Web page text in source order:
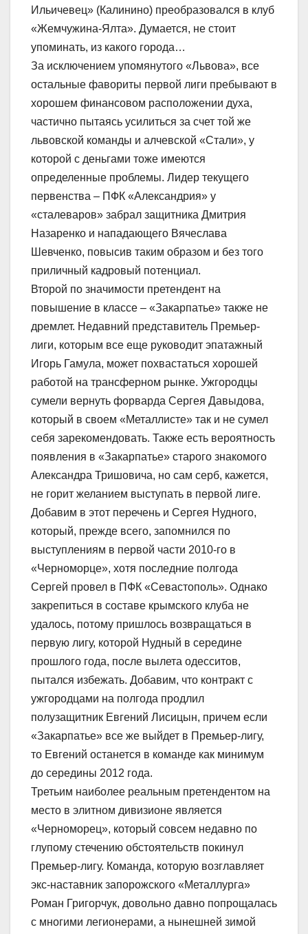
Ильичевец» (Калинино) преобразовался в клуб
«Жемчужина-Ялта». Думается, не стоит
упоминать, из какого города…
За исключением упомянутого «Львова», все
остальные фавориты первой лиги пребывают в
хорошем финансовом расположении духа,
частично пытаясь усилиться за счет той же
львовской команды и алчевской «Стали», у
которой с деньгами тоже имеются
определенные проблемы. Лидер текущего
первенства – ПФК «Александрия» у
«сталеваров» забрал защитника Дмитрия
Назаренко и нападающего Вячеслава
Шевченко, повысив таким образом и без того
приличный кадровый потенциал.
Второй по значимости претендент на
повышение в классе – «Закарпатье» также не
дремлет. Недавний представитель Премьер-
лиги, которым все еще руководит эпатажный
Игорь Гамула, может похвастаться хорошей
работой на трансферном рынке. Ужгородцы
сумели вернуть форварда Сергея Давыдова,
который в своем «Металлисте» так и не сумел
себя зарекомендовать. Также есть вероятность
появления в «Закарпатье» старого знакомого
Александра Тришовича, но сам серб, кажется,
не горит желанием выступать в первой лиге.
Добавим в этот перечень и Сергея Нудного,
который, прежде всего, запомнился по
выступлениям в первой части 2010-го в
«Черноморце», хотя последние полгода
Сергей провел в ПФК «Севастополь». Однако
закрепиться в составе крымского клуба не
удалось, потому пришлось возвращаться в
первую лигу, которой Нудный в середине
прошлого года, после вылета одесситов,
пытался избежать. Добавим, что контракт с
ужгородцами на полгода продлил
полузащитник Евгений Лисицын, причем если
«Закарпатье» все же выйдет в Премьер-лигу,
то Евгений останется в команде как минимум
до середины 2012 года.
Третьим наиболее реальным претендентом на
место в элитном дивизионе является
«Черноморец», который совсем недавно по
глупому стечению обстоятельств покинул
Премьер-лигу. Команда, которую возглавляет
экс-наставник запорожского «Металлурга»
Роман Григорчук, довольно давно попрощалась
с многими легионерами, а нынешней зимой